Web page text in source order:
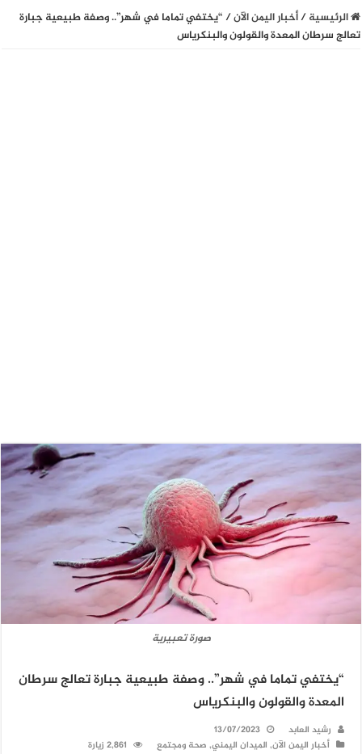
الرئيسية / أخبار اليمن الآن / “يختفي تماما في شهر”.. وصفة طبيعية جبارة
تعالج سرطان المعدة والقولون والبنكرياس
صورة تعبيرية
“يختفي تماما في شهر”.. وصفة طبيعية جبارة تعالج سرطان
المعدة والقولون والبنكرياس
رشيد العابد
13/07/2023
أخبار اليمن الآن, الميدان اليمني, صحة ومجتمع 2,861 زيارة